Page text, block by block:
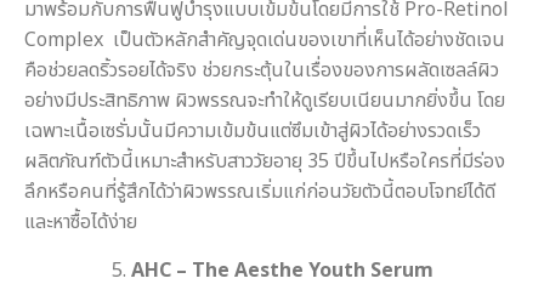
มาพร้อมกับการฟื้นฟูบำรุงแบบเข้มข้นโดยมีการใช้ Pro-Retinol
Complex เป็นตัวหลักสำคัญจุดเด่นของเขาที่เห็นได้อย่างชัดเจน
คือช่วยลดริ้วรอยได้จริง ช่วยกระตุ้นในเรื่องของการผลัดเซลล์ผิว
อย่างมีประสิทธิภาพ ผิวพรรณจะทำให้ดูเรียบเนียนมากยิ่งขึ้น โดย
เฉพาะเนื้อเซรั่มนั้นมีความเข้มข้นแต่ซึมเข้าสู่ผิวได้อย่างรวดเร็ว
ผลิตภัณฑ์ตัวนี้เหมาะสำหรับสาววัยอายุ 35 ปีขึ้นไปหรือใครที่มีร่อง
ลึกหรือคนที่รู้สึกได้ว่าผิวพรรณเริ่มแก่ก่อนวัยตัวนี้ตอบโจทย์ได้ดี
และหาซื้อได้ง่าย
5. AHC – The Aesthe Youth Serum